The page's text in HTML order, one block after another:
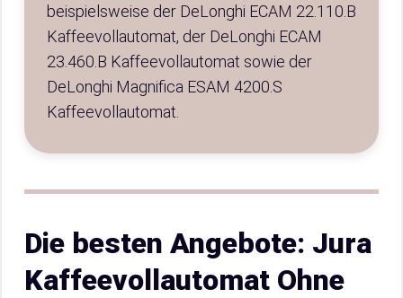
beispielsweise der DeLonghi ECAM 22.110.B
Kaffeevollautomat, der DeLonghi ECAM
23.460.B Kaffeevollautomat sowie der
DeLonghi Magnifica ESAM 4200.S
Kaffeevollautomat.
Die besten Angebote: Jura
Kaffeevollautomat Ohne